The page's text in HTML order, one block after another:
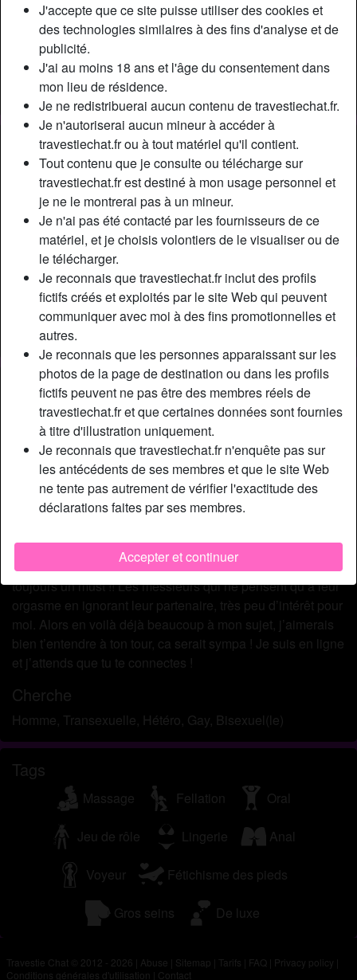
J'accepte que ce site puisse utiliser des cookies et
des technologies similaires à des fins d'analyse et de
publicité.
J'ai au moins 18 ans et l'âge du consentement dans
mon lieu de résidence.
Je ne redistribuerai aucun contenu de travestiechat.fr.
Je n'autoriserai aucun mineur à accéder à
travestiechat.fr ou à tout matériel qu'il contient.
Tout contenu que je consulte ou télécharge sur
travestiechat.fr est destiné à mon usage personnel et
je ne le montrerai pas à un mineur.
Je n'ai pas été contacté par les fournisseurs de ce
matériel, et je choisis volontiers de le visualiser ou de
le télécharger.
Je reconnais que travestiechat.fr inclut des profils
fictifs créés et exploités par le site Web qui peuvent
communiquer avec moi à des fins promotionnelles et
autres.
Je reconnais que les personnes apparaissant sur les
photos de la page de destination ou dans les profils
fictifs peuvent ne pas être des membres réels de
travestiechat.fr et que certaines données sont fournies
à titre d'illustration uniquement.
Je reconnais que travestiechat.fr n'enquête pas sur
les antécédents de ses membres et que le site Web
ne tente pas autrement de vérifier l'exactitude des
déclarations faites par ses membres.
Accepter et continuer
Nickname:
PascaleMesny
Âge:
22
Pays:
France
Département:
Bouches-du-Rhône
Sexe:
Transexuelle
Sexualité:
Relation:
Célibataire
Couleur des cheveux:
Foncé
Couleur des yeux:
Brun
Fumeur(euse):
Description
Je sais que je suis mignonne, mais je suis aussi une
shemale, je me fais souvent dire non par des hommes qui
pensent avoir une nana entière devant eux. Je peux
comprendre, mais reste que ce n’est pas chouette pour
l’estime personnelle !! Je voudrais un homme, mignon
sans devoir être un canon, qui est discret (puisque je n’ai
et qui évidemment baise bien. J’aime la fusion des corps,
la sensualité qui fait monté le frisson de la jouissance, c’est
toujours un must !! Les messieurs qui ne pensent qu’à leur
orgasme en ignorant leur partenaire, très peu d’intérêt pour
moi. Alors en voilà déjà beaucoup à mon sujet, j’aimerais
bien t’entendre à ton tour, ca serait sympa ! Je suis en ligne
et j’attends que tu te connectes !
Cherche
Homme, Transexuelle, Hétéro, Gay, Bisexuel(le)
Tags
Massage Fellation Oral
Jeu de rôle Lingerie Anal
Voyeur Fétichisme des pieds
Gros seins De luxe
Travestie Chat © 2012 - 2026 Abuse Sitemap Tarifs FAQ Privacy policy
Conditions générales d'utilisation
Contact